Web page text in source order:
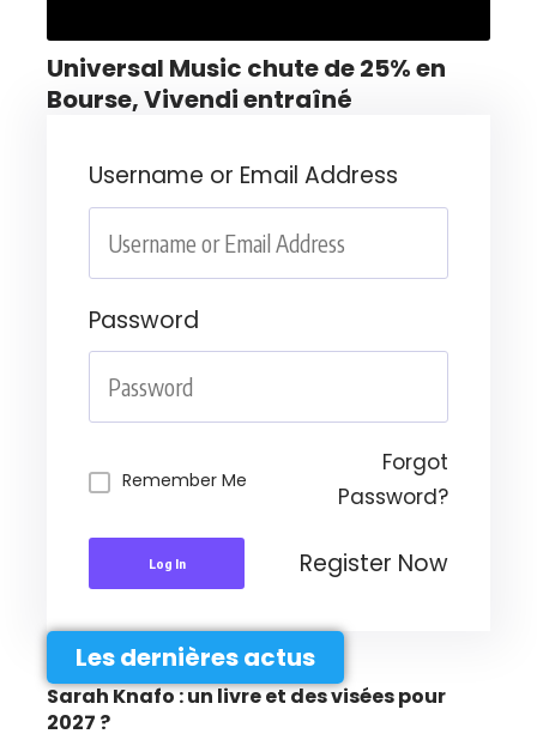
Universal Music chute de 25% en
Bourse, Vivendi entraîné
Username or Email Address
Password
Remember Me
Forgot
Password?
Log In Register Now
Les dernières actus
Sarah Knafo : un livre et des visées pour
2027 ?